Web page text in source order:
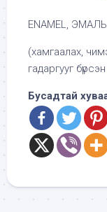
ENAMEL,
(хамгаалах,
гадаргууг
Бусадтай